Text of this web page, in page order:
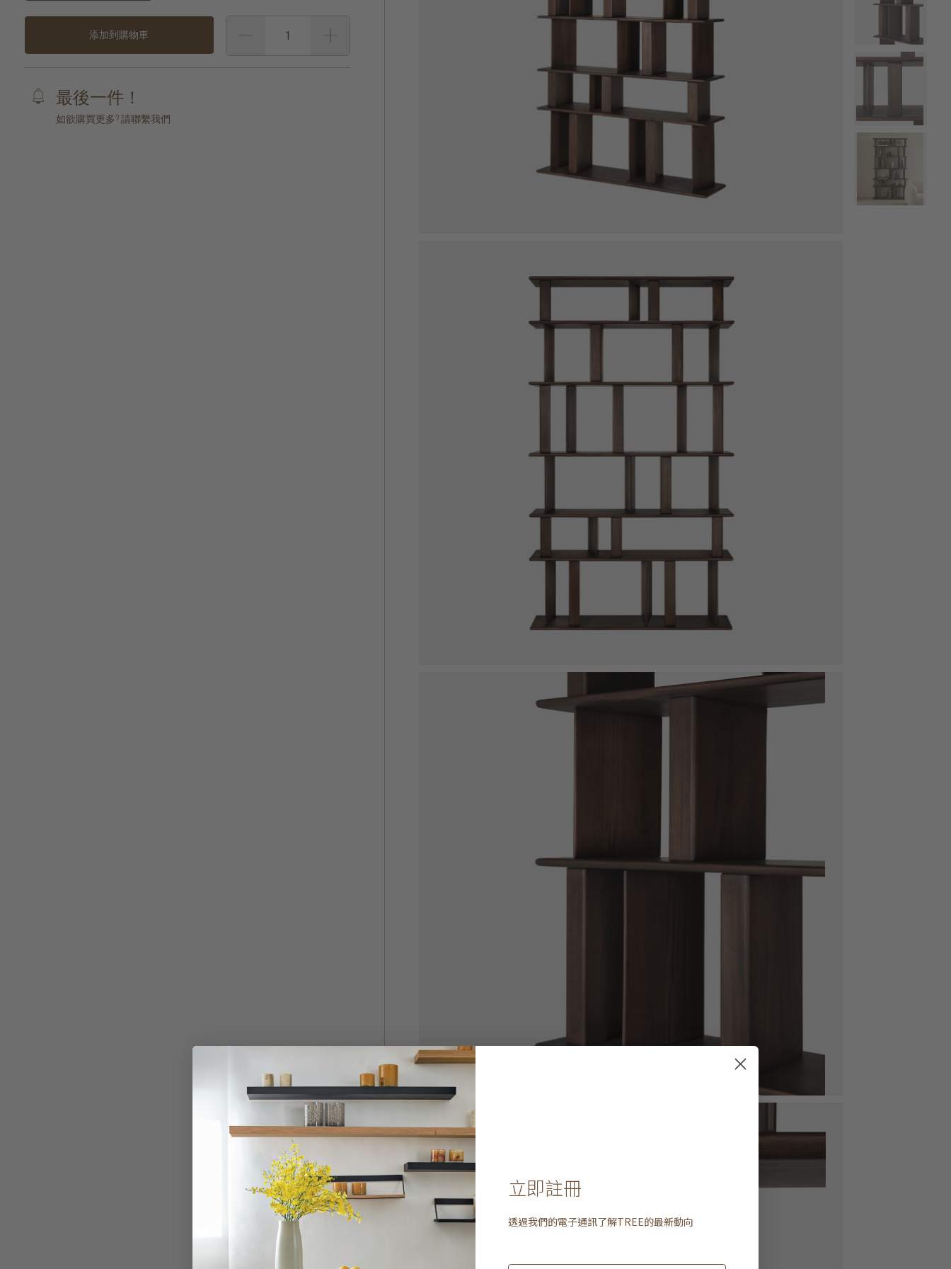
添加到購物車
最後一件！
如欲購買更多? 請聯繫我們
立即註冊
透過我們的電子通訊了解TREE的最新動向